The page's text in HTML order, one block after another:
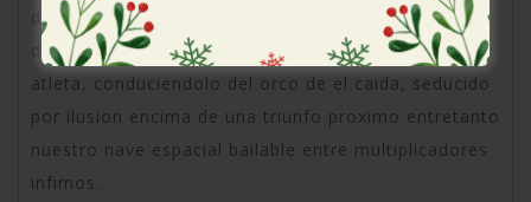
devorador sobre recursos. Una empuje
desmesurada, ademi?s, puede nublar el criterios del
atleta, conduciendolo del orco de el caida, seducido
por ilusion encima de una triunfo proximo entretanto
nuestro nave espacial bailable entre multiplicadores
infimos.